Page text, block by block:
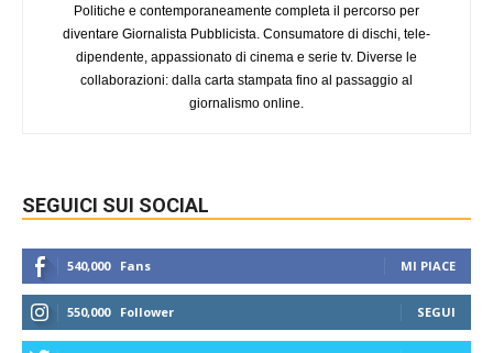
Politiche e contemporaneamente completa il percorso per
diventare Giornalista Pubblicista. Consumatore di dischi, tele-
dipendente, appassionato di cinema e serie tv. Diverse le
collaborazioni: dalla carta stampata fino al passaggio al
giornalismo online.
SEGUICI SUI SOCIAL
540,000 Fans MI PIACE
550,000 Follower SEGUI